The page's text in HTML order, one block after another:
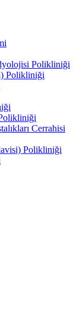
Polikliniği
Polikliniği
Cerrahisi
Polikliniği